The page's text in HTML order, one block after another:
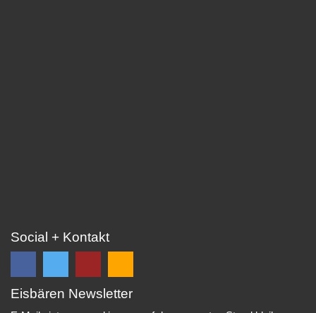
Social + Kontakt
Folge Folge EC
Falls
Eisbären Newsletter